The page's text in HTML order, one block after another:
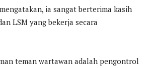
ia sangat berterima kasih
LSM yang bekerja secara
teman wartawan adalah pengontrol